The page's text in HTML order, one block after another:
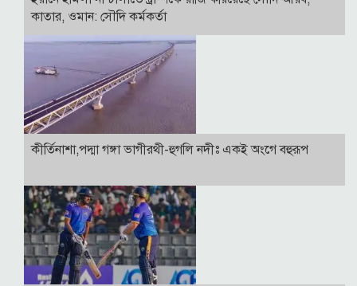
কাতার, ওমান: সৌদি কর্মকর্তা
কীর্তিনাশা,পদ্মা গঙ্গা ভাগীরথী-হুগলি নদীঃ একই অংগে বহুরূপ